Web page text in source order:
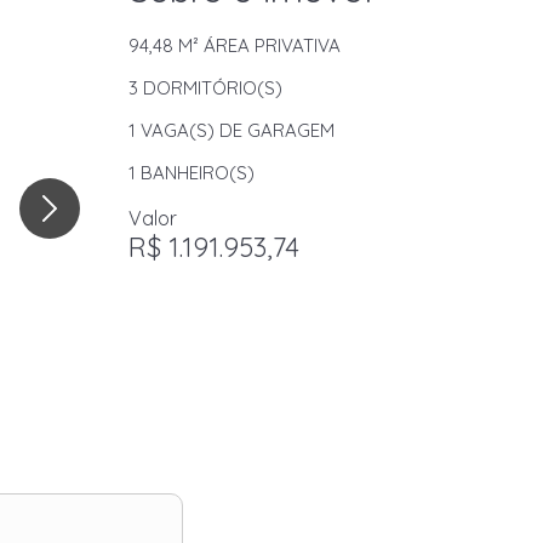
94,48 M² ÁREA PRIVATIVA
3 DORMITÓRIO(S)
1 VAGA(S) DE GARAGEM
1 BANHEIRO(S)
Valor
R$ 1.191.953,74